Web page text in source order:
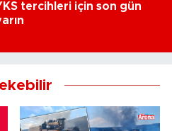
tercihleri için son gün